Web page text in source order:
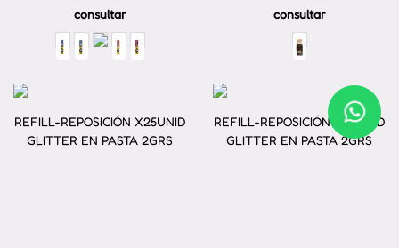
consultar
consultar
REFILL-REPOSICIÓN X25UNID
GLITTER EN PASTA 2GRS
REFILL-REPOSICIÓN X25UNID
GLITTER EN PASTA 2GRS